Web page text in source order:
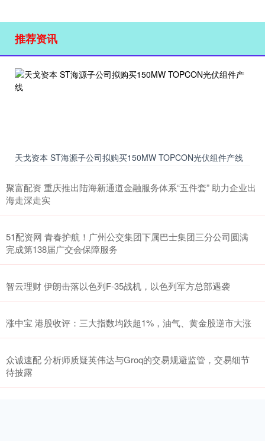
推荐资讯
天戈资本 ST海源子公司拟购买150MW TOPCON光伏组件产线
聚富配资 重庆推出陆海新通道金融服务体系“五件套” 助力企业出
海走深走实
51配资网 青春护航！广州公交集团下属巴士集团三分公司圆满
完成第138届广交会保障服务
智云理财 伊朗击落以色列F-35战机，以色列军方总部遇袭
涨中宝 港股收评：三大指数均跌超1%，油气、黄金股逆市大涨
众诚速配 分析师质疑英伟达与Groq的交易规避监管，交易细节
待披露